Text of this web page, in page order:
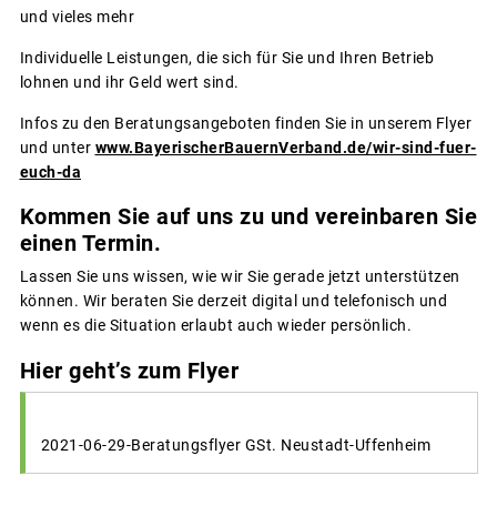
und vieles mehr
Individuelle Leistungen, die sich für Sie und Ihren Betrieb
lohnen und ihr Geld wert sind.
Infos zu den Beratungsangeboten finden Sie in unserem Flyer
und unter www.BayerischerBauernVerband.de/wir-sind-fuer-
euch-da
Kommen Sie auf uns zu und vereinbaren Sie
einen Termin.
Lassen Sie uns wissen, wie wir Sie gerade jetzt unterstützen
können. Wir beraten Sie derzeit digital und telefonisch und
wenn es die Situation erlaubt auch wieder persönlich.
Hier geht’s zum Flyer
2021-06-29-Beratungsflyer GSt. Neustadt-Uffenheim